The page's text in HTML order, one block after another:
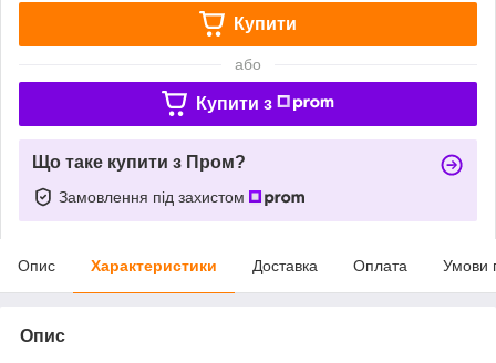
Купити
або
Купити з
Що таке купити з Пром?
Замовлення під захистом
Опис Характеристики Доставка Оплата Умови
Опис